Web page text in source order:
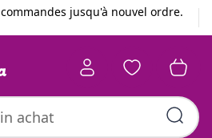
jusqu'à nouvel ordre.